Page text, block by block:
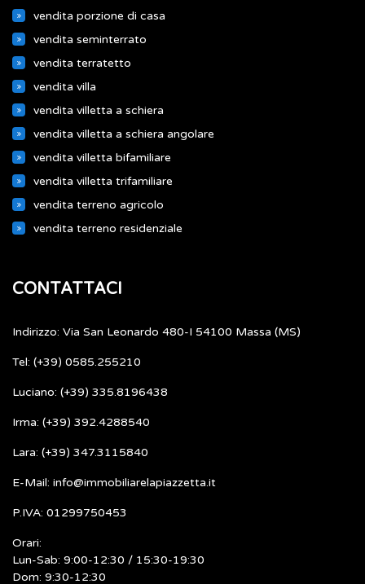
vendita porzione di casa
vendita seminterrato
vendita terratetto
vendita villa
vendita villetta a schiera
vendita villetta a schiera angolare
vendita villetta bifamiliare
vendita villetta trifamiliare
vendita terreno agricolo
vendita terreno residenziale
CONTATTACI
Indirizzo: Via San Leonardo 480-I 54100 Massa (MS)
Tel: (+39) 0585.255210
Luciano: (+39) 335.8196438
Irma: (+39) 392.4288540
Lara: (+39) 347.3115840
E-Mail: info@immobiliarelapiazzetta.it
P.IVA: 01299750453
Orari:
Lun-Sab: 9:00-12:30 / 15:30-19:30
Dom: 9:30-12:30